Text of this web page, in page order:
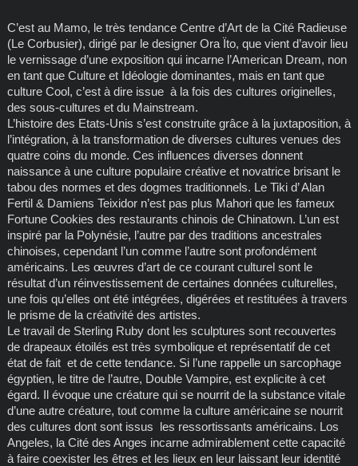
C’est au Mamo, le très tendance Centre d’Art de la Cité Radieuse
(Le Corbusier), dirigé par le designer Ora Ïto, que vient d’avoir lieu
le vernissage d’une exposition qui incarne l’American Dream, non
en tant que Culture et Idéologie dominantes, mais en tant que
culture Cool, c’est à dire issue à la fois des cultures originelles,
des sous-cultures et du Mainstream.
L’histoire des Etats-Unis s’est construite grâce à la juxtaposition, à
l’intégration, à la transformation de diverses cultures venues des
quatre coins du monde. Ces influences diverses donnent
naissance à une culture populaire créative et novatrice brisant le
tabou des normes et des dogmes traditionnels. Le Tiki d’ Alan
Fertil & Damiens Teixidor n’est pas plus Mahori que les fameux
Fortune Cookies des restaurants chinois de Chinatown. L’un est
inspiré par la Polynésie, l’autre par des traditions ancestrales
chinoises, cependant l’un comme l’autre sont profondément
américains. Les œuvres d’art de ce courant culturel sont le
résultat d’un réinvestissement de certaines données culturelles,
une fois qu’elles ont été intégrées, digérées et restituées à travers
le prisme de la créativité des artistes.
Le travail de Sterling Ruby dont les sculptures sont recouvertes
de drapeaux étoilés est très symbolique et représentatif de cet
état de fait et de cette tendance. Si l’une rappelle un sarcophage
égyptien, le titre de l’autre, Double Vampire, est explicite à cet
égard. Il évoque une créature qui se nourrit de la substance vitale
d’une autre créature, tout comme la culture américaine se nourrit
des cultures dont sont issus les ressortissants américains. Los
Angeles, la Cité des Anges incarne admirablement cette capacité
à faire coexister les êtres et les lieux en leur laissant leur identité